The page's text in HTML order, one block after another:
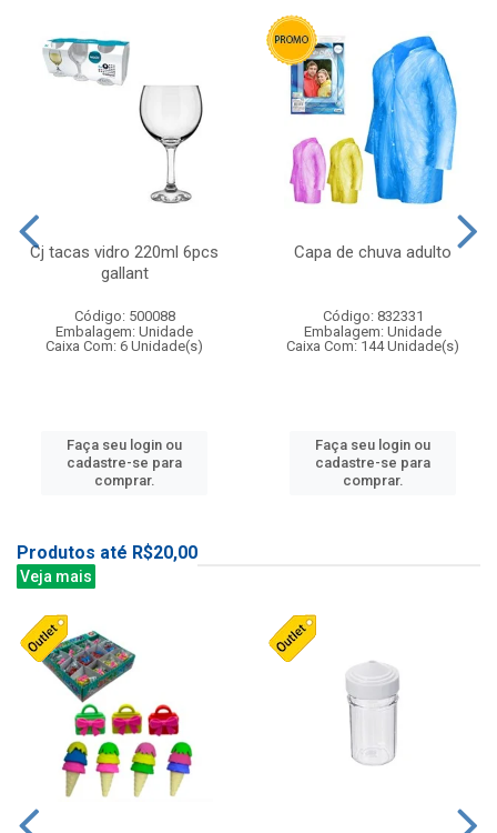
Cj tacas vidro 220ml 6pcs
gallant
Código: 500088
Embalagem: Unidade
Caixa Com: 6 Unidade(s)
Faça seu login ou
cadastre-se para
comprar.
Capa de chuva adulto
Código: 832331
Embalagem: Unidade
Caixa Com: 144 Unidade(s)
Faça seu login ou
cadastre-se para
comprar.
Produtos até R$20,00
Veja mais